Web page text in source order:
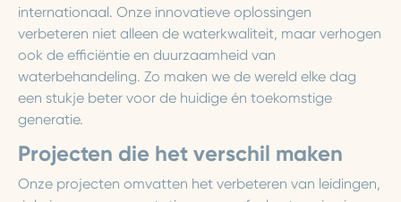
internationaal. Onze innovatieve oplossingen
verbeteren niet alleen de waterkwaliteit, maar verhogen
ook de efficiëntie en duurzaamheid van
waterbehandeling. Zo maken we de wereld elke dag
een stukje beter voor de huidige én toekomstige
generatie.
Projecten die het verschil maken
Onze projecten omvatten het verbeteren van leidingen,